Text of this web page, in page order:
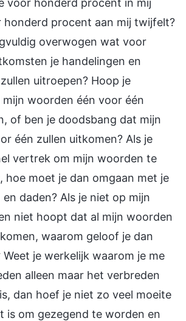
procent aan mij twijfelt?
overwogen wat voor
je handelingen en
uitroepen? Hoop je
woorden één voor één
of ben je doodsbang dat mijn
één zullen uitkomen? Als je
vertrek om mijn woorden te
hoe moet je dan omgaan met je
daden? Als je niet op mijn
niet hoopt dat al mijn woorden
waarom geloof je dan
Weet je werkelijk waarom je me
alleen maar het verbreden
dan hoef je niet zo veel moeite
is om gezegend te worden en